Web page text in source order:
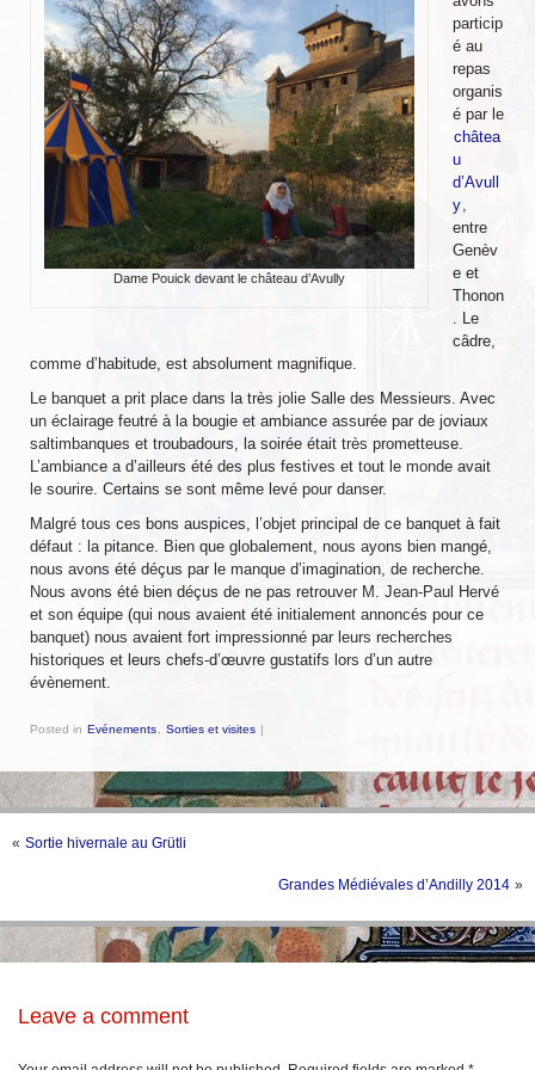
Messire Denis
Messire Catherine
Messire Jean-Pierre
Messire Edite
Messire Laurent
Harald
Sylvain
Clairemonde
Luce
EVÉNEMENTS
NOS ARTICLES
Mots et expressions d’origine médiévale
L’abbaye de Tintern
Braies non cousues
Coiffe pour dames
Dame Pouick devant le château d’Avully
particip
é au
repas
organis
é par le
châtea
u
d’Avull
y,
entre
Genèv
e et
Thonon
. Le
câdre,
comme d’habitude, est absolument magnifique.
Le banquet a prit place dans la très jolie Salle des Messieurs. Avec
un éclairage feutré à la bougie et ambiance assurée par de joviaux
saltimbanques et troubadours, la soirée était très prometteuse.
L’ambiance a d’ailleurs été des plus festives et tout le monde avait
le sourire. Certains se sont même levé pour danser.
Malgré tous ces bons auspices, l’objet principal de ce banquet à fait
défaut : la pitance. Bien que globalement, nous ayons bien mangé,
nous avons été déçus par le manque d’imagination, de recherche.
Nous avons été bien déçus de ne pas retrouver M. Jean-Paul Hervé
et son équipe (qui nous avaient été initialement annoncés pour ce
banquet) nous avaient fort impressionné par leurs recherches
historiques et leurs chefs-d’œuvre gustatifs lors d’un autre
évènement.
Posted in Evénements Sorties et visites |
« Sortie hivernale au Grütli
Grandes Médiévales d’Andilly 2014 »
Leave a comment